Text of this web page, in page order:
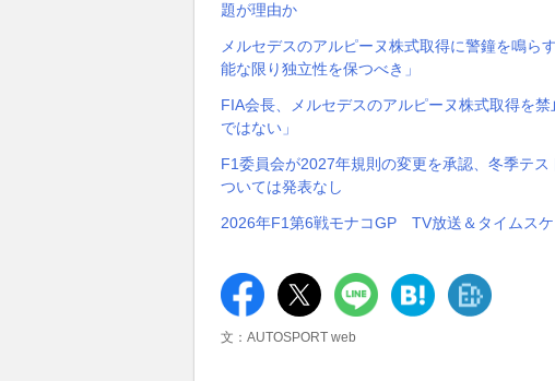
題が理由か
メルセデスのアルピーヌ株式取得に警鐘を鳴ら
能な限り独立性を保つべき」
FIA会長、メルセデスのアルピーヌ株式取得を
ではない」
F1委員会が2027年規則の変更を承認、冬季テ
ついては発表なし
2026年F1第6戦モナコGP TV放送＆タイムス
文：AUTOSPORT web